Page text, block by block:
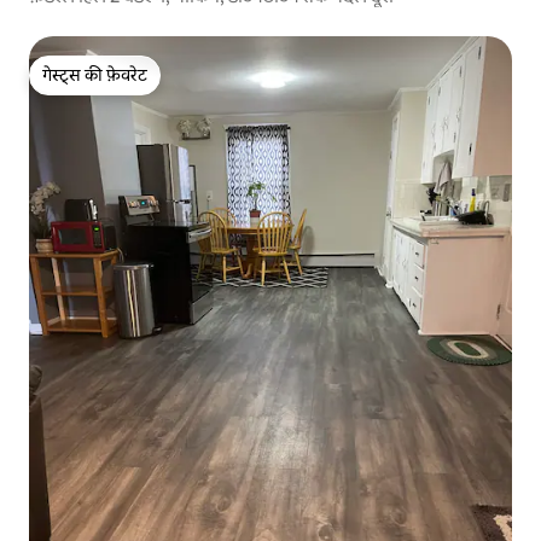
गेस्ट्स की फ़ेवरेट
गेस्ट्स की फ़ेवरेट